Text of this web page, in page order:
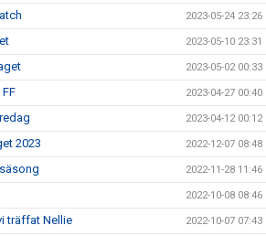
2023-05-24 23:26
2023-05-10 23:31
2023-05-02 00:33
2023-04-27 00:40
2023-04-12 00:12
2023 2022-12-07 08:48
2022-11-28 11:46
2022-10-08 08:46
träffat Nellie 2022-10-07 07:43